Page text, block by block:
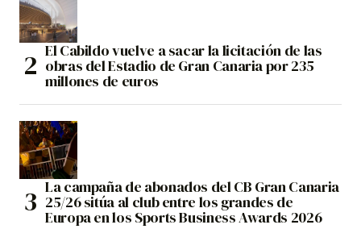
El Cabildo vuelve a sacar la licitación de las
obras del Estadio de Gran Canaria por 235
millones de euros
La campaña de abonados del CB Gran Canaria
25/26 sitúa al club entre los grandes de
Europa en los Sports Business Awards 2026